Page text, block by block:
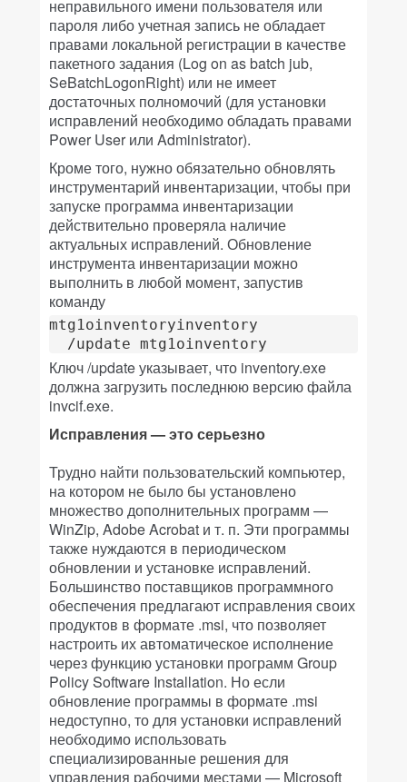
неправильного имени пользователя или
пароля либо учетная запись не обладает
правами локальной регистрации в качестве
пакетного задания (Log on as batch jub,
SeBatchLogonRight) или не имеет
достаточных полномочий (для установки
исправлений необходимо обладать правами
Power User или Administrator).
Кроме того, нужно обязательно обновлять
инструментарий инвентаризации, чтобы при
запуске программа инвентаризации
действительно проверяла наличие
актуальных исправлений. Обновление
инструмента инвентаризации можно
выполнить в любой момент, запустив
команду
mtg1oinventoryinventory
  /update mtg1oinventory
Ключ /update указывает, что inventory.exe
должна загрузить последнюю версию файла
invcif.exe.
Исправления — это серьезно
Трудно найти пользовательский компьютер,
на котором не было бы установлено
множество дополнительных программ —
WinZip, Adobe Acrobat и т. п. Эти программы
также нуждаются в периодическом
обновлении и установке исправлений.
Большинство поставщиков программного
обеспечения предлагают исправления своих
продуктов в формате .msi, что позволяет
настроить их автоматическое исполнение
через функцию установки программ Group
Policy Software Installation. Но если
обновление программы в формате .msi
недоступно, то для установки исправлений
необходимо использовать
специализированные решения для
управления рабочими местами — Microsoft